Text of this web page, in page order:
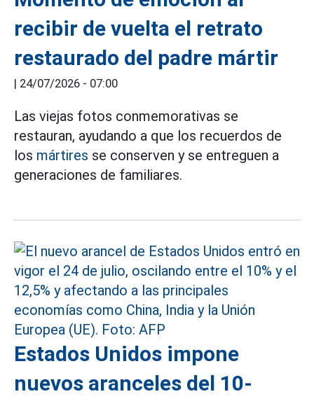
recibir de vuelta el retrato
restaurado del padre mártir
| 24/07/2026 - 07:00
Las viejas fotos conmemorativas se
restauran, ayudando a que los recuerdos de
los mártires se conserven y se entreguen a
generaciones de familiares.
Estados Unidos impone
nuevos aranceles del 10-